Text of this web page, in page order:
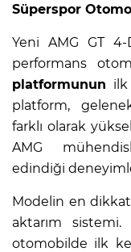
Süperspor
Yeni AMG GT
performans
platformunun ilk
platform,
farklı olarak
AMG
edindiği
Modelin en
aktarım
otomobilde ilk